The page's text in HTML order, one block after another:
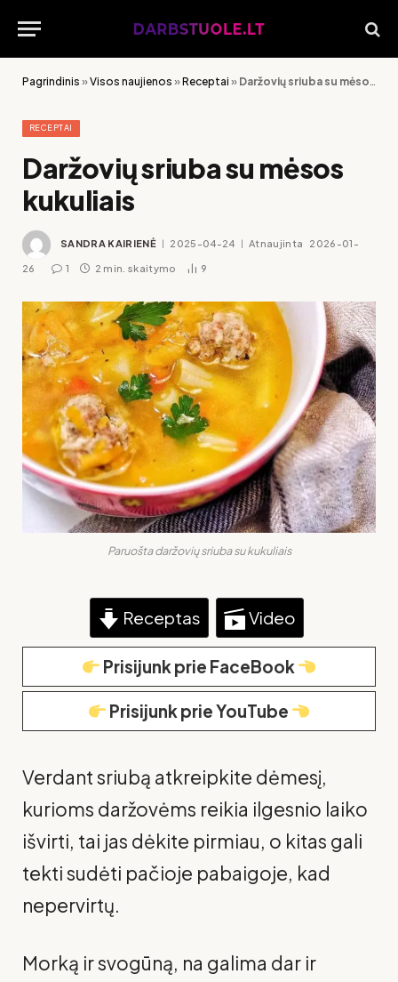
Pagrindinis »Visos naujienos »Receptai » Daržovių sriuba su mėsos kukuliais
RECEPTAI
Daržovių sriuba su mėsos
kukuliais
SANDRA KAIRIENĖ 2025-04-24 Atnaujinta 2026-01-
26 1 2 min. skaitymo 9
Paruošta daržovių sriuba su kukuliais
Receptas Video
Prisijunk prie FaceBook
Prisijunk prie YouTube
Verdant sriubą atkreipkite dėmesį,
kurioms daržovėms reikia ilgesnio laiko
išvirti, tai jas dėkite pirmiau, o kitas gali
tekti sudėti pačioje pabaigoje, kad
nepervirtų.
Morką ir svogūną, na galima dar ir